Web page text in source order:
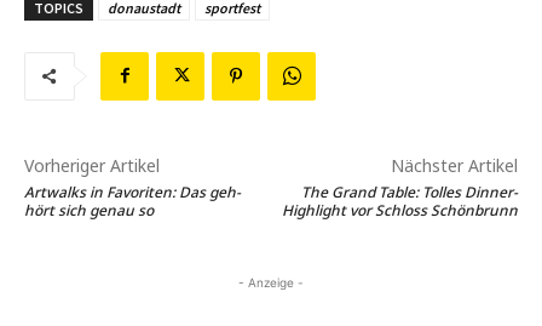
TOPICS donaustadt sportfest
Vorheriger Artikel
Artwalks in Favoriten: Das geh-
hört sich genau so
Nächster Artikel
The Grand Table: Tolles Dinner-
Highlight vor Schloss Schönbrunn
- Anzeige -